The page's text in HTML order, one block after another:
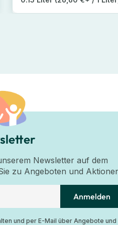
Newsletter auf dem
zu Angeboten und
Anmelden
und per E-Mail über Angebote und